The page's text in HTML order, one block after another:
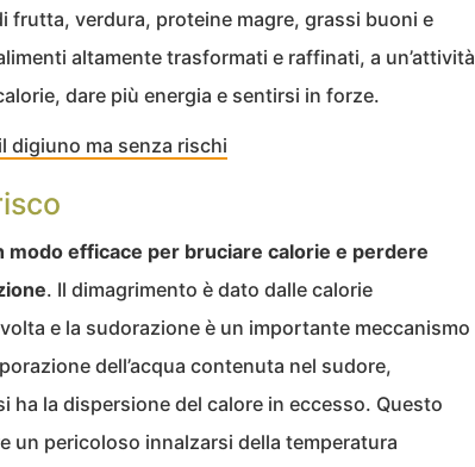
frutta, verdura, proteine magre, grassi buoni e
altamente trasformati e raffinati, a un’attività
dare più energia e sentirsi in forze.
digiuno ma senza rischi
modo efficace per bruciare calorie e perdere
. Il dimagrimento è dato dalle calorie
e la sudorazione è un importante meccanismo
dell’acqua contenuta nel sudore,
ha la dispersione del calore in eccesso. Questo
un pericoloso innalzarsi della temperatura